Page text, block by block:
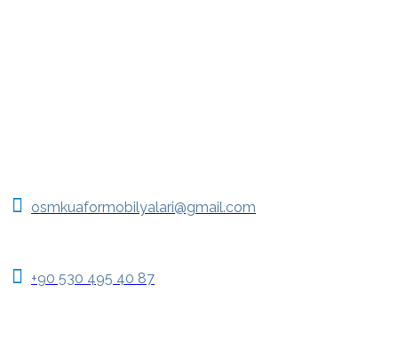
osmkuaformobilyalari@gmail.com
+90 530 495 40 87